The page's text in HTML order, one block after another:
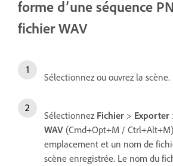
forme d’une séquence
fichier WAV
Sélectionnez ou ouvrez la scène.
Sélectionnez Fichier > Exporter
WAV (Cmd+Opt+M /
emplacement et un nom de
scène enregistrée. Le nom du